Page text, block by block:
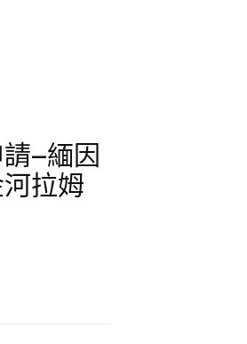
—緬因
拉姆